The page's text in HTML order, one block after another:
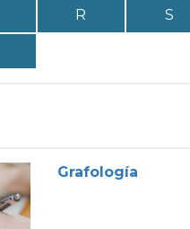
R S
Grafología